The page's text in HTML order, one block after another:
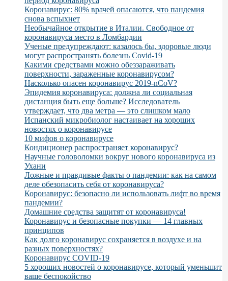
Коронавирус: 80% врачей опасаются, что пандемия
снова вспыхнет
Необычайное открытие в Италии. Свободное от
коронавируса место в Ломбардии
Ученые предупреждают: казалось бы, здоровые люди
могут распространять болезнь Covid-19
Какими средствами можно обеззараживать
поверхности, зараженные коронавирусом?
Насколько опасен коронавирус 2019-nCoV?
Эпидемия коронавируса: должна ли социальная
дистанция быть еще больше? Исследователь
утверждает, что два метра — это слишком мало
Испанский микробиолог настаивает на хороших
новостях о коронавирусе
10 мифов о коронавирусе
Кондиционер распространяет коронавирус?
Научные головоломки вокруг нового коронавируса из
Ухани
Ложные и правдивые факты о пандемии: как на самом
деле обезопасить себя от коронавируса?
Коронавирус: безопасно ли использовать лифт во время
пандемии?
Домашние средства защитят от коронавируса!
Коронавирус и безопасные покупки — 14 главных
принципов
Как долго коронавирус сохраняется в воздухе и на
разных поверхностях?
Коронавирус COVID-19
5 хороших новостей о коронавирусе, который уменьшит
ваше беспокойство